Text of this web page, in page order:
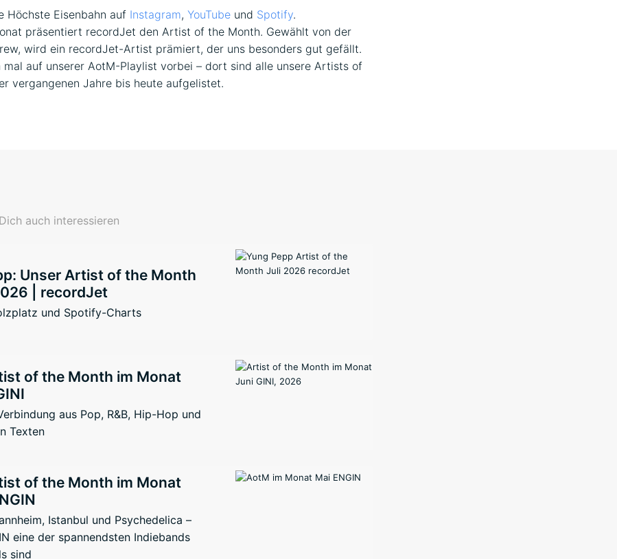
Höchste Eisenbahn auf Instagram, YouTube und Spotify.
präsentiert recordJet den Artist of the Month. Gewählt von der
wird ein recordJet-Artist prämiert, der uns besonders gut gefällt.
mal auf unserer AotM-Playlist vorbei – dort sind alle unsere Artists of
vergangenen Jahre bis heute aufgelistet.
auch interessieren
Unser Artist of the Month
| recordJet
und Spotify-Charts
of the Month im Monat
aus Pop, R&B, Hip-Hop und
Texten
of the Month im Monat
Istanbul und Psychedelica –
eine der spannendsten Indiebands
sind